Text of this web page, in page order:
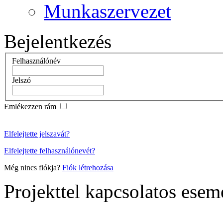
Munkaszervezet
Bejelentkezés
Felhasználónév
Jelszó
Emlékezzen rám
Elfelejtette jelszavát?
Elfelejtette felhasználónevét?
Még nincs fiókja? Fiók létrehozása
Projekttel kapcsolatos